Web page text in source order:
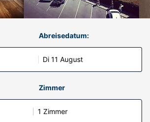
Abreisedatum:
Di 11 August
Zimmer
1 Zimmer